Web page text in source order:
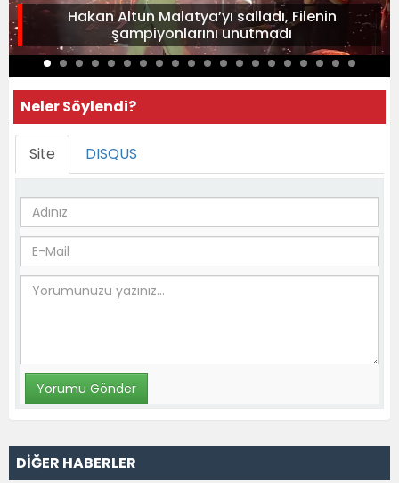
Hakan Altun Malatya’yı salladı, Filenin
şampiyonlarını unutmadı
Neler Söylendi?
Site DISQUS
DİĞER HABERLER